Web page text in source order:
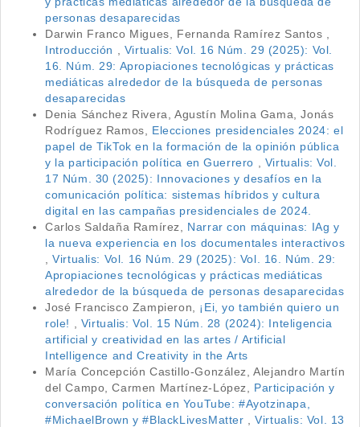
personas desaparecidas
Darwin Franco Migues, Fernanda Ramírez Santos ,
Introducción
Virtualis: Vol. 16 Núm. 29 (2025): Vol.
16. Núm. 29: Apropiaciones tecnológicas y prácticas
mediáticas alrededor de la búsqueda de personas
desaparecidas
Denia Sánchez Rivera, Agustín Molina Gama, Jonás
Rodríguez Ramos, Elecciones presidenciales 2024: el
papel de TikTok en la formación de la opinión pública
y la participación política en Guerrero
Virtualis: Vol.
17 Núm. 30 (2025): Innovaciones y desafíos en la
comunicación política: sistemas híbridos y cultura
digital en las campañas presidenciales de 2024.
Carlos Saldaña Ramírez, Narrar con máquinas: IAg y
la nueva experiencia en los documentales interactivos
,Virtualis: Vol. 16 Núm. 29 (2025): Vol. 16. Núm. 29:
Apropiaciones tecnológicas y prácticas mediáticas
alrededor de la búsqueda de personas desaparecidas
José Francisco Zampieron, ¡Ei, yo también quiero un
role!
Virtualis: Vol. 15 Núm. 28 (2024): Inteligencia
artificial y creatividad en las artes / Artificial
Intelligence and Creativity in the Arts
María Concepción Castillo-González, Alejandro Martín
del Campo, Carmen Martínez-López, Participación y
conversación política en YouTube: #Ayotzinapa,
#MichaelBrown y #BlackLivesMatter
,Virtualis: Vol. 13